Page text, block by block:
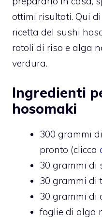
ottimi risultati. Qui
ricetta del sushi
rotoli di riso e alga
verdura.
Ingredienti
hosomaki
300 grammi
pronto (clicca
30 grammi di
30 grammi di
30 grammi di
foglie di alga